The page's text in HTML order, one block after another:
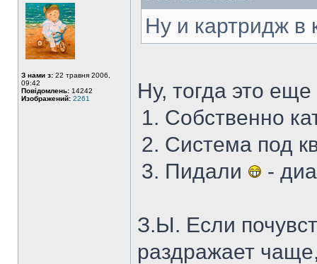
З нами з: 22 травня 2006,
09:42
Повідомлень: 14242
Изображений: 2261
Ну и картридж в
Ну, тогда это
Собственно
Система под
Пидали
-
З.Ы. Если
раздражает